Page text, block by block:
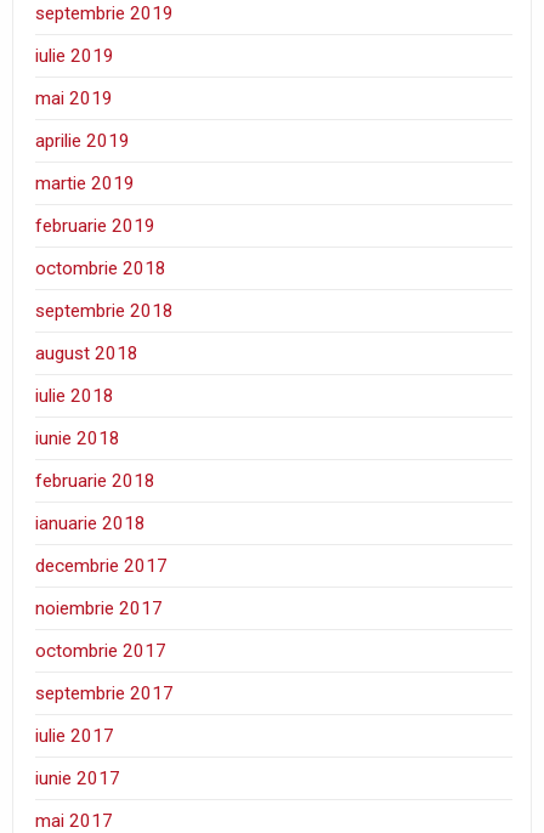
septembrie 2019
iulie 2019
mai 2019
aprilie 2019
martie 2019
februarie 2019
octombrie 2018
septembrie 2018
august 2018
iulie 2018
iunie 2018
februarie 2018
ianuarie 2018
decembrie 2017
noiembrie 2017
octombrie 2017
septembrie 2017
iulie 2017
iunie 2017
mai 2017